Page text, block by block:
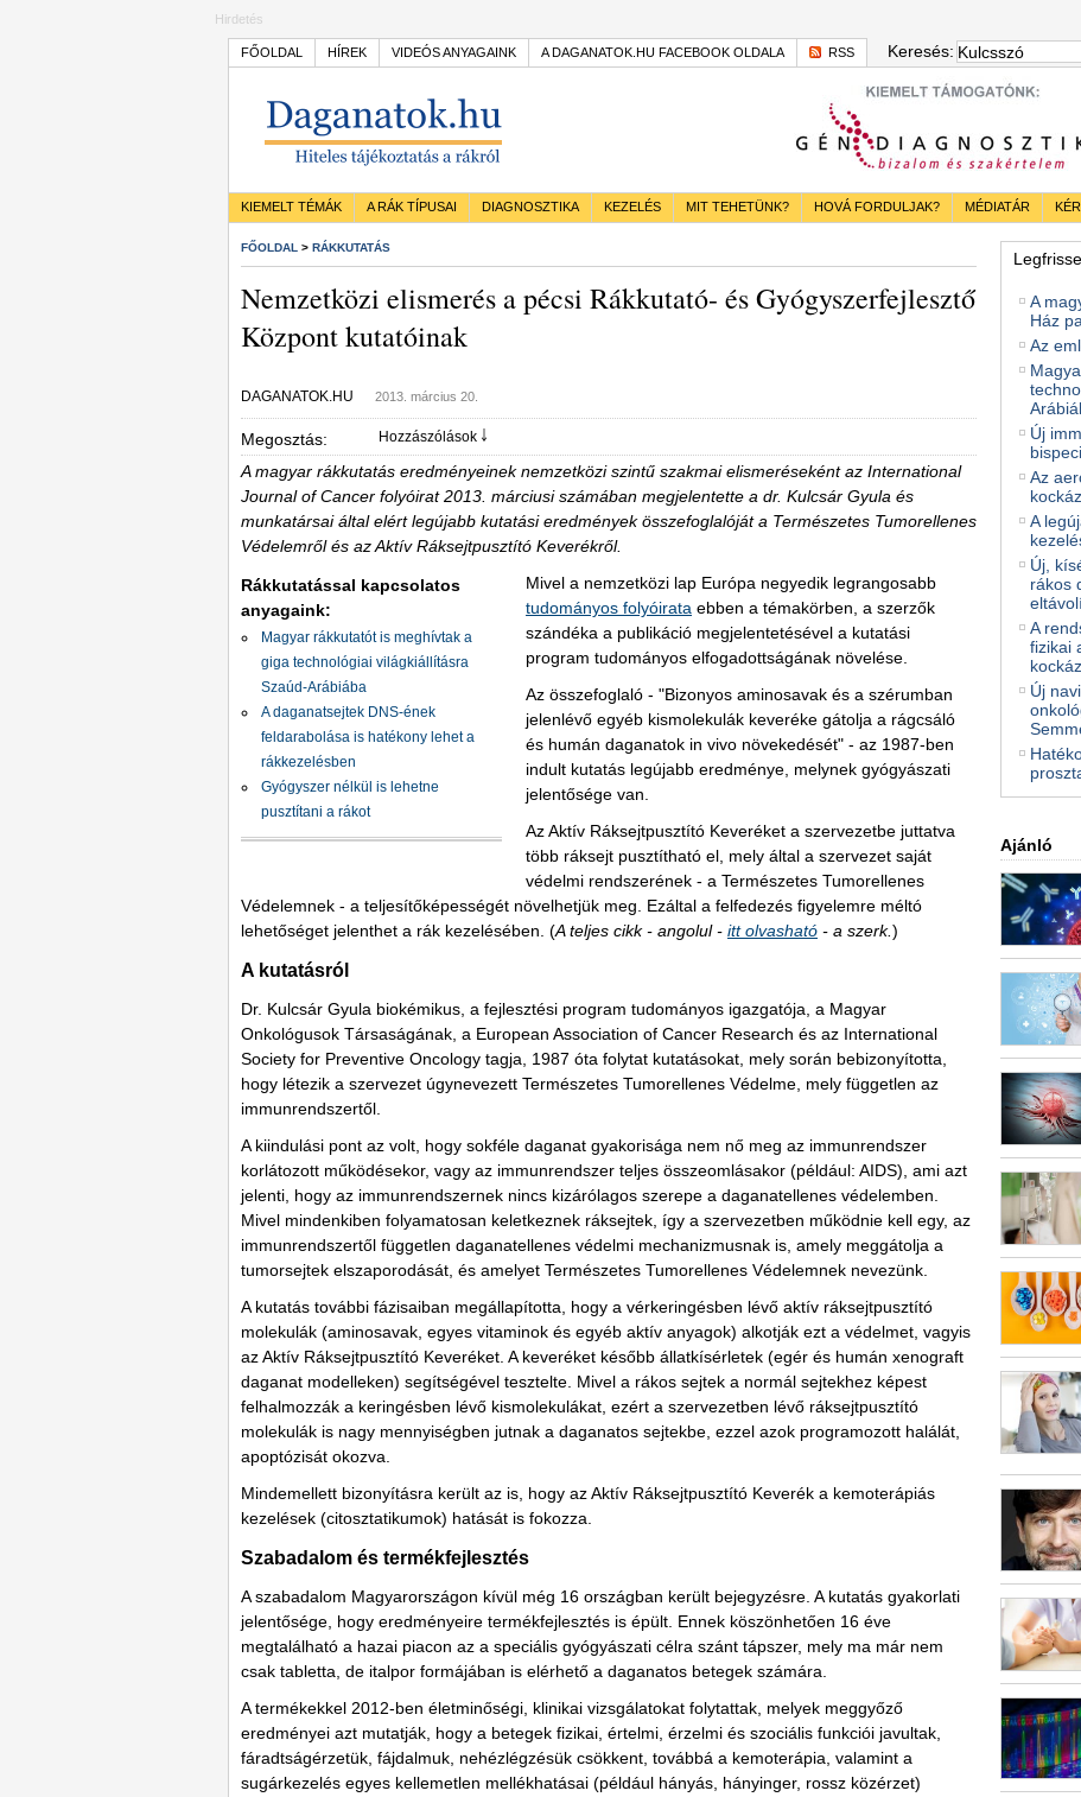
Hirdetés
FŐOLDAL HÍREK VIDEÓS ANYAGAINK A DAGANATOK.HU FACEBOOK OLDALA RSS Keresés:
KIEMELT TÉMÁK A RÁK TÍPUSAI DIAGNOSZTIKA KEZELÉS MIT TEHETÜNK? HOVÁ FORDULJAK? MÉDIATÁR
FŐOLDAL > RÁKKUTATÁS
Nemzetközi elismerés a pécsi Rákkutató- és Gyógyszerfejlesztő
Központ kutatóinak
DAGANATOK.HU 2013. március 20.
Megosztás: Hozzászólások ￬
A magyar rákkutatás eredményeinek nemzetközi szintű szakmai elismeréseként az International
Journal of Cancer folyóirat 2013. márciusi számában megjelentette a dr. Kulcsár Gyula és
munkatársai által elért legújabb kutatási eredmények összefoglalóját a Természetes Tumorellenes
Védelemről és az Aktív Ráksejtpusztító Keverékről.
Rákkutatással kapcsolatos
anyagaink:
Magyar rákkutatót is meghívtak a
giga technológiai világkiállításra
Szaúd-Arábiába
A daganatsejtek DNS-ének
feldarabolása is hatékony lehet a
rákkezelésben
Gyógyszer nélkül is lehetne
pusztítani a rákot
Mivel a nemzetközi lap Európa negyedik legrangosabb
tudományos folyóirata ebben a témakörben, a szerzők
szándéka a publikáció megjelentetésével a kutatási
program tudományos elfogadottságának növelése.
Az összefoglaló - "Bizonyos aminosavak és a szérumban
jelenlévő egyéb kismolekulák keveréke gátolja a rágcsáló
és humán daganatok in vivo növekedését" - az 1987-ben
indult kutatás legújabb eredménye, melynek gyógyászati
jelentősége van.
Az Aktív Ráksejtpusztító Keveréket a szervezetbe juttatva
több ráksejt pusztítható el, mely által a szervezet saját
védelmi rendszerének - a Természetes Tumorellenes
Védelemnek - a teljesítőképességét növelhetjük meg. Ezáltal a felfedezés figyelemre méltó
lehetőséget jelenthet a rák kezelésében. (A teljes cikk - angolul - itt olvasható - a szerk.)
A kutatásról
Dr. Kulcsár Gyula biokémikus, a fejlesztési program tudományos igazgatója, a Magyar
Onkológusok Társaságának, a European Association of Cancer Research és az International
Society for Preventive Oncology tagja, 1987 óta folytat kutatásokat, mely során bebizonyította,
hogy létezik a szervezet úgynevezett Természetes Tumorellenes Védelme, mely független az
immunrendszertől.
A kiindulási pont az volt, hogy sokféle daganat gyakorisága nem nő meg az immunrendszer
korlátozott működésekor, vagy az immunrendszer teljes összeomlásakor (például: AIDS), ami azt
jelenti, hogy az immunrendszernek nincs kizárólagos szerepe a daganatellenes védelemben.
Mivel mindenkiben folyamatosan keletkeznek ráksejtek, így a szervezetben működnie kell egy, az
immunrendszertől független daganatellenes védelmi mechanizmusnak is, amely meggátolja a
tumorsejtek elszaporodását, és amelyet Természetes Tumorellenes Védelemnek nevezünk.
A kutatás további fázisaiban megállapította, hogy a vérkeringésben lévő aktív ráksejtpusztító
molekulák (aminosavak, egyes vitaminok és egyéb aktív anyagok) alkotják ezt a védelmet, vagyis
az Aktív Ráksejtpusztító Keveréket. A keveréket később állatkísérletek (egér és humán xenograft
daganat modelleken) segítségével tesztelte. Mivel a rákos sejtek a normál sejtekhez képest
felhalmozzák a keringésben lévő kismolekulákat, ezért a szervezetben lévő ráksejtpusztító
molekulák is nagy mennyiségben jutnak a daganatos sejtekbe, ezzel azok programozott halálát,
apoptózisát okozva.
Mindemellett bizonyításra került az is, hogy az Aktív Ráksejtpusztító Keverék a kemoterápiás
kezelések (citosztatikumok) hatását is fokozza.
Szabadalom és termékfejlesztés
A szabadalom Magyarországon kívül még 16 országban került bejegyzésre. A kutatás gyakorlati
jelentősége, hogy eredményeire termékfejlesztés is épült. Ennek köszönhetően 16 éve
megtalálható a hazai piacon az a speciális gyógyászati célra szánt tápszer, mely ma már nem
csak tabletta, de italpor formájában is elérhető a daganatos betegek számára.
A termékekkel 2012-ben életminőségi, klinikai vizsgálatokat folytattak, melyek meggyőző
eredményei azt mutatják, hogy a betegek fizikai, értelmi, érzelmi és szociális funkciói javultak,
fáradtságérzetük, fájdalmuk, nehézlégzésük csökkent, továbbá a kemoterápia, valamint a
sugárkezelés egyes kellemetlen mellékhatásai (például hányás, hányinger, rossz közérzet)
A
Ház
Az
Új
Az
A
Új,
rákos
A
fizikai
Új
Ajánló